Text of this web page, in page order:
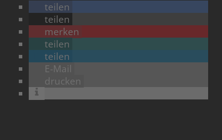
teilen
teilen
merken
teilen
teilen
E-Mail
drucken